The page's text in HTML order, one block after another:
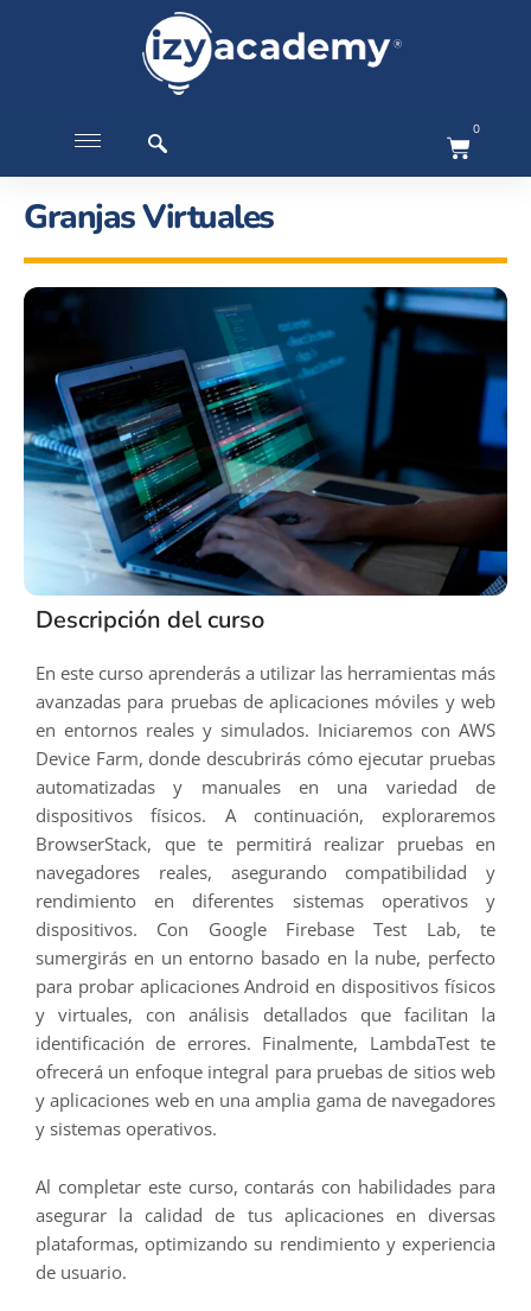
0
Granjas Virtuales
Descripción del curso
En este curso aprenderás a utilizar las herramientas más
avanzadas para pruebas de aplicaciones móviles y web
en entornos reales y simulados. Iniciaremos con AWS
Device Farm, donde descubrirás cómo ejecutar pruebas
automatizadas y manuales en una variedad de
dispositivos físicos. A continuación, exploraremos
BrowserStack, que te permitirá realizar pruebas en
navegadores reales, asegurando compatibilidad y
rendimiento en diferentes sistemas operativos y
dispositivos. Con Google Firebase Test Lab, te
sumergirás en un entorno basado en la nube, perfecto
para probar aplicaciones Android en dispositivos físicos
y virtuales, con análisis detallados que facilitan la
identificación de errores. Finalmente, LambdaTest te
ofrecerá un enfoque integral para pruebas de sitios web
y aplicaciones web en una amplia gama de navegadores
y sistemas operativos.
Al completar este curso, contarás con habilidades para
asegurar la calidad de tus aplicaciones en diversas
plataformas, optimizando su rendimiento y experiencia
de usuario.